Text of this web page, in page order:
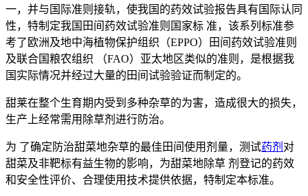
一，并与国际准则接轨，使我国的药效试验报告具有国际认同
性，特制定我国田间药效试验准则国家标 准，该系列标准参
考了欧洲及地中海植物保护组织（EPPO）田间药效试验准则
及联合国粮农组织 （FAO）亚太地区类似的准则，是根据我
国实际情况并经过大量的田间试验验证而制定的。
甜莱在整个生育期内受到多种杂草的为害，造成很大的损失，
生产上经常需用除草剂进行防治。
为 了确定防治甜菜地杂草的最佳田间使用剂量，测试药剂 对
甜菜及非靶标有益生物的影响，为甜菜地除草 剂登记的药效
和安全性评价、合理使用技术提供依据，特制定本标准。